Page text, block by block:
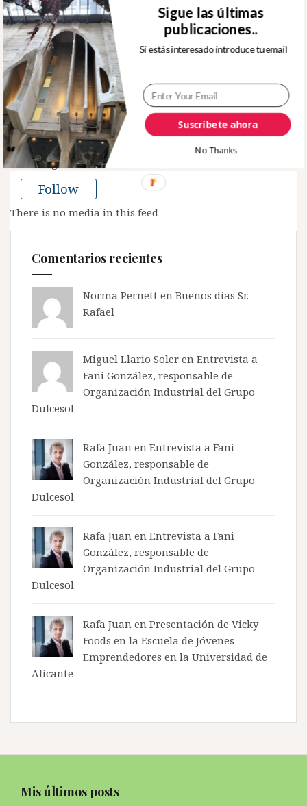
Sígueme en Twitter
Tweets by rafjuan
Mi Instagram
Follow
There is no media in this feed
Comentarios recientes
Norma Pernett en Buenos días Sr.
Rafael
Miguel Llario Soler en Entrevista a
Fani González, responsable de
Organización Industrial del Grupo
Dulcesol
Rafa Juan en Entrevista a Fani
González, responsable de
Organización Industrial del Grupo
Dulcesol
Rafa Juan en Entrevista a Fani
González, responsable de
Organización Industrial del Grupo
Dulcesol
Rafa Juan en Presentación de Vicky
Foods en la Escuela de Jóvenes
Emprendedores en la Universidad de
Alicante
Mis últimos posts
Suscríbete ahora
Sigue las últimas
publicaciones..
Si estás interesado introduce tu email
No Thanks